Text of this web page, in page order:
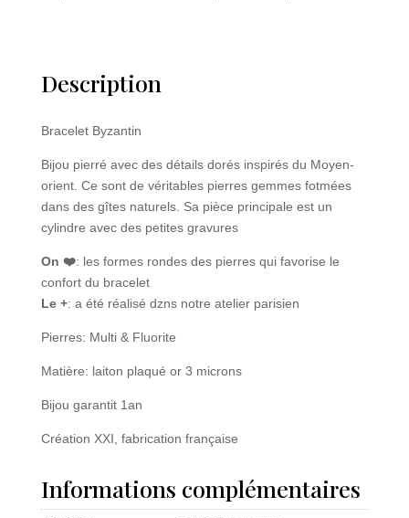
Description
Bracelet Byzantin
Bijou pierré avec des détails dorés inspirés du Moyen-
orient. Ce sont de véritables pierres gemmes fotmées
dans des gîtes naturels. Sa pièce principale est un
cylindre avec des petites gravures
On ❤️: les formes rondes des pierres qui favorise le
confort du bracelet
Le +: a été réalisé dzns notre atelier parisien
Pierres: Multi & Fluorite
Matière: laiton plaqué or 3 microns
Bijou garantit 1an
Création XXI, fabrication française
Informations complémentaires